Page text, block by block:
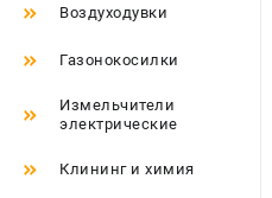
Воздуходувки
Газонокосилки
Измельчители
электрические
Клининг и химия